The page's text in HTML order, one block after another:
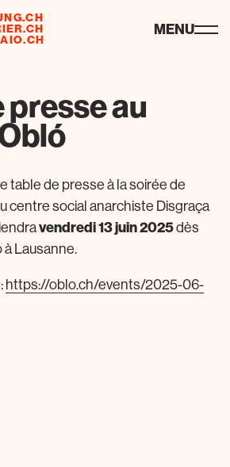
MENU
presse au
table de presse à la soirée de
centre social anarchiste Disgraça
vendredi 13 juin 2025dès
à Lausanne.
https://oblo.ch/events/2025-06-